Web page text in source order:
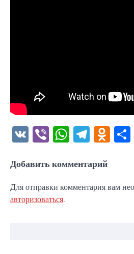
VK ViberWhatsApp
Добавить комментарий
Для отправки комментария вам
авторизоваться.